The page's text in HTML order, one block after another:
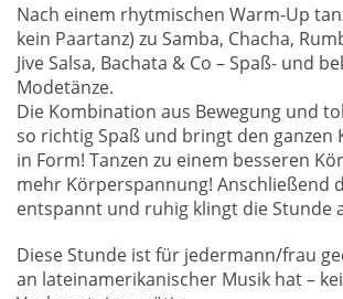
Nach einem rhytmischen Warm-Up
kein Paartanz) zu Samba, Chacha,
Jive Salsa, Bachata & Co – Spaß- und
Modetänze.
Die Kombination aus Bewegung und
so richtig Spaß und bringt den ganzen
in Form! Tanzen zu einem besseren
mehr Körperspannung! Anschließend
entspannt und ruhig klingt die Stunde
Diese Stunde ist für jedermann/frau
an lateinamerikanischer Musik hat –